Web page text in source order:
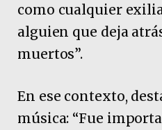
como cualquier
alguien que deja
muertos”.
En ese contexto,
música: “Fue